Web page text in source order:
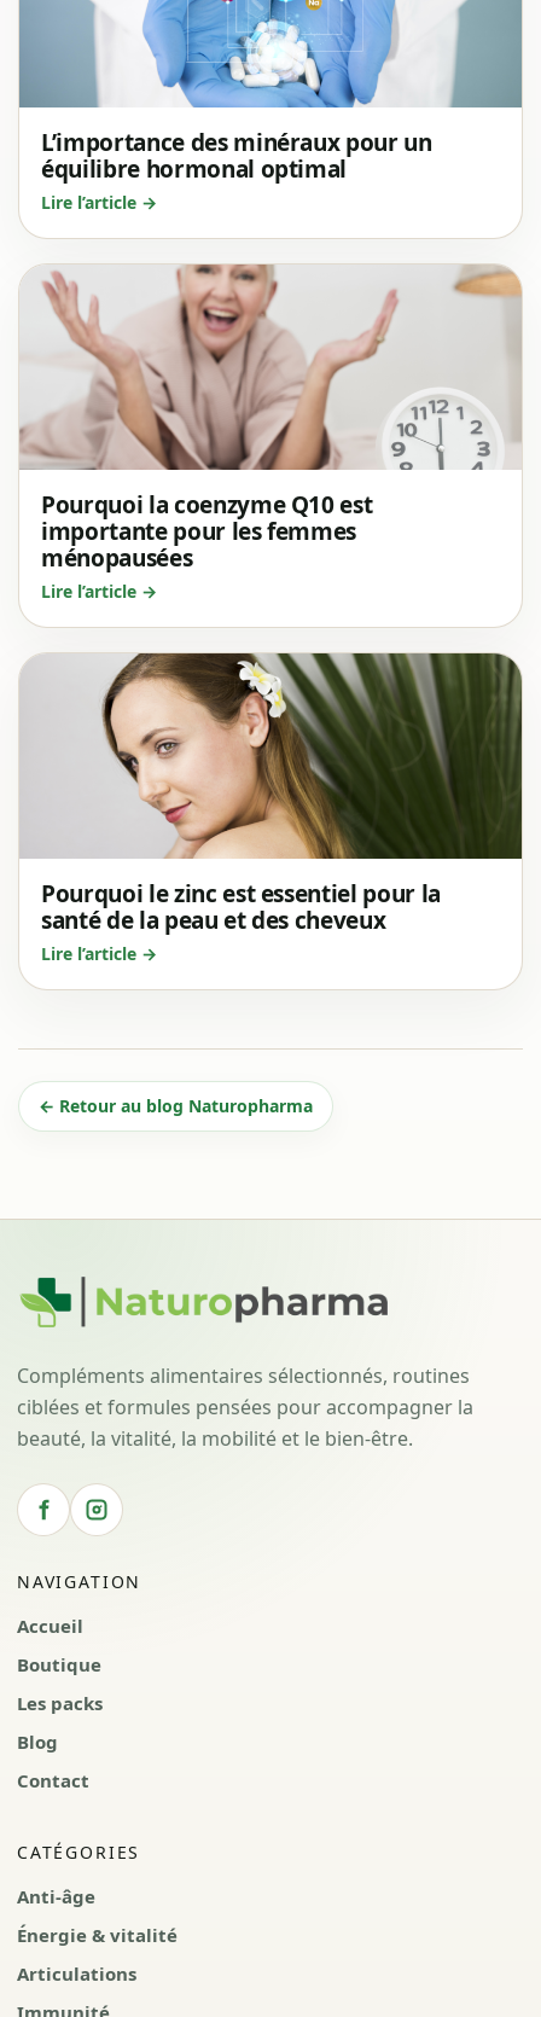
L’importance des minéraux pour un
équilibre hormonal optimal
Lire l’article →
Pourquoi la coenzyme Q10 est
importante pour les femmes
ménopausées
Lire l’article →
Pourquoi le zinc est essentiel pour la
santé de la peau et des cheveux
Lire l’article →
← Retour au blog Naturopharma
Compléments alimentaires sélectionnés, routines
ciblées et formules pensées pour accompagner la
beauté, la vitalité, la mobilité et le bien-être.
NAVIGATION
Accueil
Boutique
Les packs
Blog
Contact
CATÉGORIES
Anti-âge
Énergie & vitalité
Articulations